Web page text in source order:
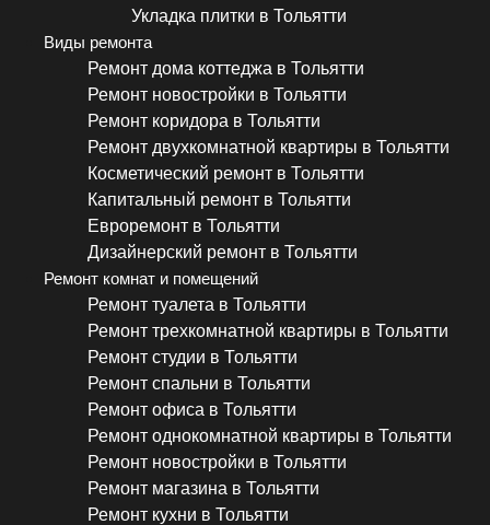
Укладка плитки в Тольятти
Виды ремонта
Ремонт дома коттеджа в Тольятти
Ремонт новостройки в Тольятти
Ремонт коридора в Тольятти
Ремонт двухкомнатной квартиры в Тольятти
Косметический ремонт в Тольятти
Капитальный ремонт в Тольятти
Евроремонт в Тольятти
Дизайнерский ремонт в Тольятти
Ремонт комнат и помещений
Ремонт туалета в Тольятти
Ремонт трехкомнатной квартиры в Тольятти
Ремонт студии в Тольятти
Ремонт спальни в Тольятти
Ремонт офиса в Тольятти
Ремонт однокомнатной квартиры в Тольятти
Ремонт новостройки в Тольятти
Ремонт магазина в Тольятти
Ремонт кухни в Тольятти